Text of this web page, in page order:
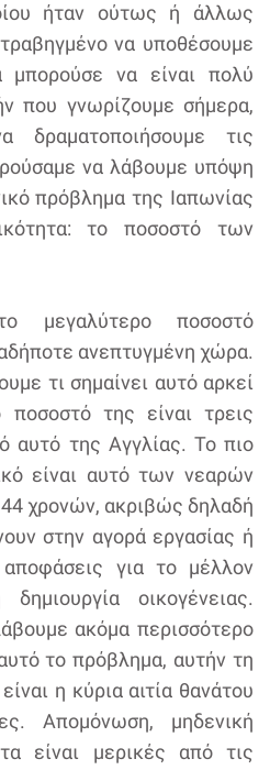
ήταν ούτως ή άλλως
να υποθέσουμε
να είναι πολύ
που γνωρίζουμε σήμερα,
τις
να λάβουμε υπόψη
πρόβλημα της Ιαπωνίας
το ποσοστό των
μεγαλύτερο ποσοστό
ανεπτυγμένη χώρα.
τι σημαίνει αυτό αρκεί
της είναι τρεις
αυτό της Αγγλίας. Το πιο
είναι αυτό των νεαρών
χρονών, ακριβώς δηλαδή
στην αγορά εργασίας ή
αποφάσεις για το μέλλον
οικογένειας.
ακόμα περισσότερο
το πρόβλημα, αυτήν τη
η κύρια αιτία θανάτου
Απομόνωση, μηδενική
είναι μερικές από τις